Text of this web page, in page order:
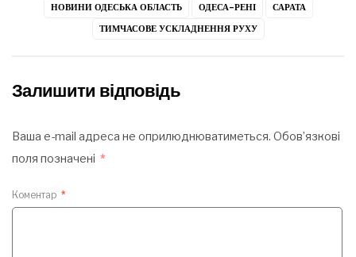
НОВИНИ ОДЕСЬКА ОБЛАСТЬ
ОДЕСА-РЕНІ
САРАТА
ТИМЧАСОВЕ УСКЛАДНЕННЯ РУХУ
Залишити відповідь
Ваша e-mail адреса не оприлюднюватиметься. Обов’язкові
поля позначені *
Коментар *